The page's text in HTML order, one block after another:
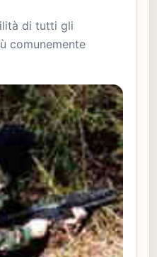
di tutti gli
comunemente